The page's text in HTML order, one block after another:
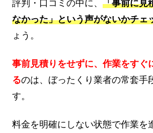
評判・口コミの中に、 「事前に見
なかった」という声がないかチェ
ょう。
事前見積りをせずに、作業をすぐ
るのは、ぼったくり業者の常套手
す。
料金を明確にしない状態で作業を